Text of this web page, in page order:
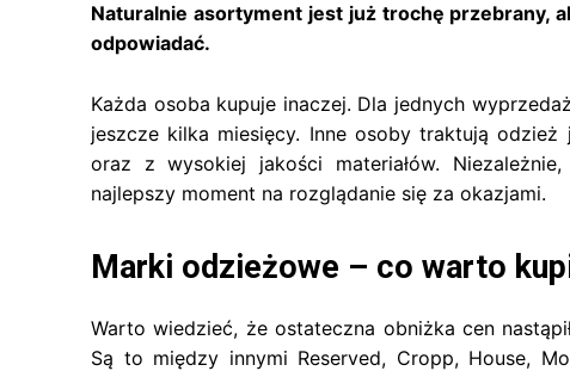
Naturalnie asortyment jest już trochę przebrany,
odpowiadać.
Każda osoba kupuje inaczej. Dla jednych
jeszcze kilka miesięcy. Inne osoby traktują
oraz z wysokiej jakości materiałów.
najlepszy moment na rozglądanie się za okazjami.
Marki odzieżowe – co warto
Warto wiedzieć, że ostateczna obniżka cen
Są to między innymi Reserved, Cropp, House,